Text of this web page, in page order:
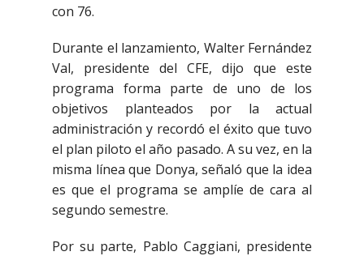
con 76.
Durante el lanzamiento, Walter Fernández
Val, presidente del CFE, dijo que este
programa forma parte de uno de los
objetivos planteados por la actual
administración y recordó el éxito que tuvo
el plan piloto el año pasado. A su vez, en la
misma línea que Donya, señaló que la idea
es que el programa se amplíe de cara al
segundo semestre.
Por su parte, Pablo Caggiani, presidente